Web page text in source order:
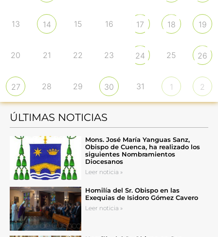
13 14 15 16 17 18 19
20 21 22 23 24 25 26
27 28 29 30 31 1 2
ÚLTIMAS NOTICIAS
Mons. José María Yanguas Sanz,
Obispo de Cuenca, ha realizado los
siguientes Nombramientos
Diocesanos
Leer noticia »
Homilía del Sr. Obispo en las
Exequias de Isidoro Gómez Cavero
Leer noticia »